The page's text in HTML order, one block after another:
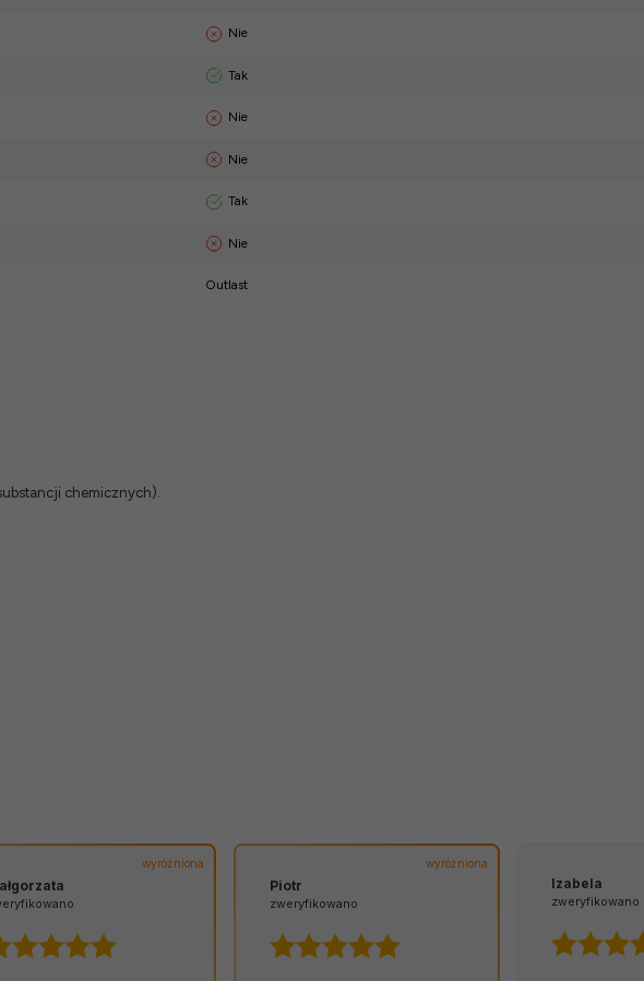
Nie
Tak
Nie
Nie
Tak
Nie
Outlast
chemicznych).
wyróżniona wyróżniona
Piotr
zweryfikowano
Izabela
zweryfikowano